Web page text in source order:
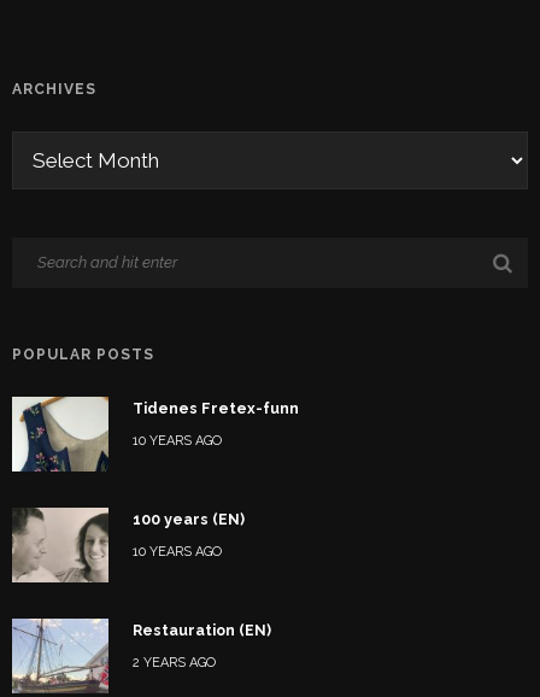
ARCHIVES
POPULAR POSTS
Tidenes Fretex-funn
10 YEARS AGO
100 years (EN)
10 YEARS AGO
Restauration (EN)
2 YEARS AGO